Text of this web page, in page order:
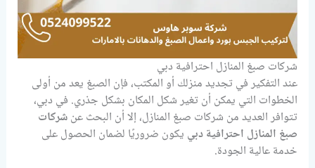
شركات صبغ المنازل احترافية دبي
عند التفكير في تجديد منزلك أو المكتب، فإن الصبغ يعد من أولى
الخطوات التي يمكن أن تغير شكل المكان بشكل جذري. في دبي،
تتوافر العديد من شركات صبغ المنازل، إلا أن البحث عنشركات
صبغ المنازل احترافية دبي يكون ضروريًا لضمان الحصول على
خدمة عالية الجودة.